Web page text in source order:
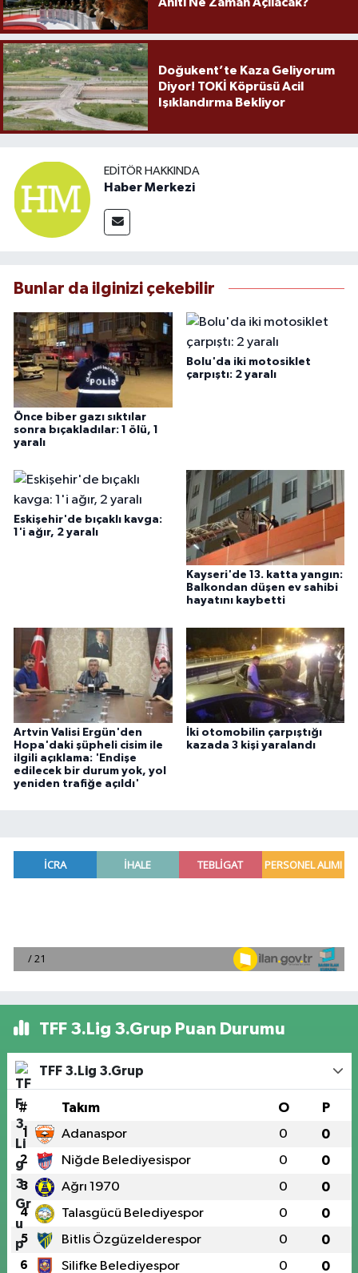
Doğukent’te Kaza Geliyorum
Diyor! TOKİ Köprüsü Acil
Işıklandırma Bekliyor
EDITÖR HAKKINDA
Haber Merkezi
Bunlar da ilginizi çekebilir
Önce biber gazı sıktılar
sonra bıçakladılar: 1 ölü, 1
yaralı
Bolu'da iki motosiklet
çarpıştı: 2 yaralı
Eskişehir'de bıçaklı kavga:
1'i ağır, 2 yaralı
Kayseri'de 13. katta yangın:
Balkondan düşen ev sahibi
hayatını kaybetti
Artvin Valisi Ergün'den
Hopa'daki şüpheli cisim ile
ilgili açıklama: 'Endişe
edilecek bir durum yok, yol
yeniden trafiğe açıldı'
İki otomobilin çarpıştığı
kazada 3 kişi yaralandı
TFF 3.Lig 3.Grup Puan Durumu
TFF 3.Lig 3.Grup
# Takım O P
1 Adanaspor 0 0
2 Niğde Belediyesispor 0 0
3 Ağrı 1970 0 0
4 Talasgücü Belediyespor 0 0
5 Bitlis Özgüzelderespor 0 0
6 Silifke Belediyespor 0 0